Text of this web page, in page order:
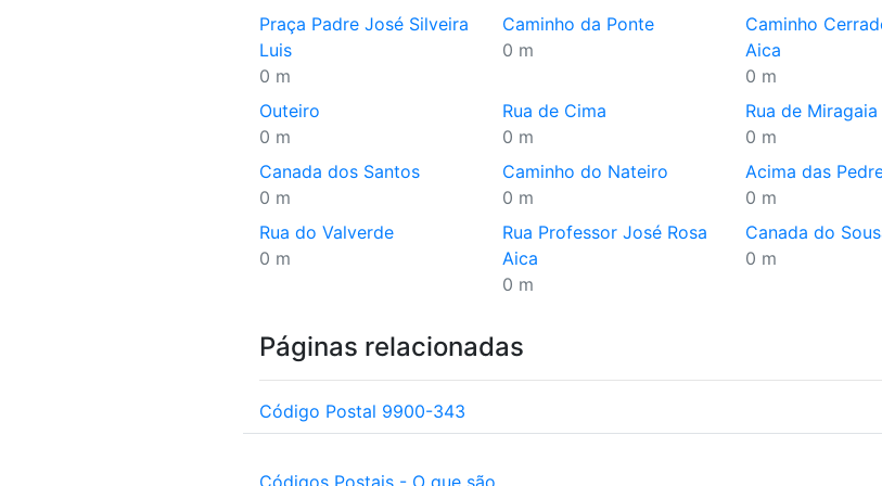
Praça Padre José Silveira
Luis
0 m
Caminho da Ponte
0 m
Caminho
Aica
0 m
Outeiro
0 m
Rua de Cima
0 m
Rua de Miragaia
0 m
Canada dos Santos
0 m
Caminho do Nateiro
0 m
Acima das
0 m
Rua do Valverde
0 m
Rua Professor José Rosa
Aica
0 m
Canada do
0 m
Páginas relacionadas
Código Postal 9900-343
Códigos Postais - O que são